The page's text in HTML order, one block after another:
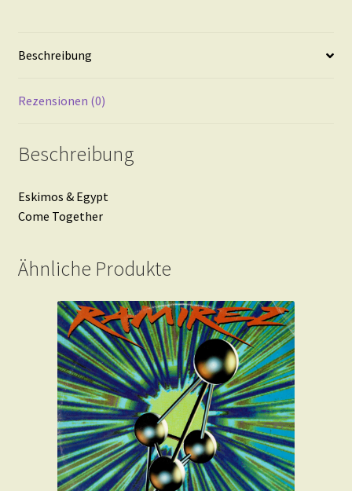
Beschreibung
Rezensionen (0)
Beschreibung
Eskimos & Egypt
Come Together
Ähnliche Produkte